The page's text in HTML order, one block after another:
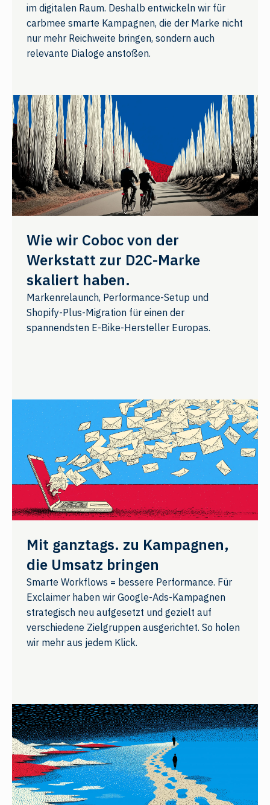
im digitalen Raum. Deshalb entwickeln wir für
carbmee smarte Kampagnen, die der Marke nicht
nur mehr Reichweite bringen, sondern auch
relevante Dialoge anstoßen.
Wie wir Coboc von der
Werkstatt zur D2C-Marke
skaliert haben.
Markenrelaunch, Performance-Setup und
Shopify-Plus-Migration für einen der
spannendsten E-Bike-Hersteller Europas.
Mit ganztags. zu Kampagnen,
die Umsatz bringen
Smarte Workflows = bessere Performance. Für
Exclaimer haben wir Google-Ads-Kampagnen
strategisch neu aufgesetzt und gezielt auf
verschiedene Zielgruppen ausgerichtet. So holen
wir mehr aus jedem Klick.